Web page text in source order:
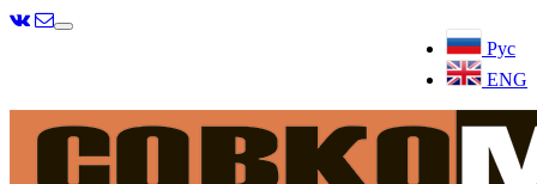
Рус
ENG
Меню